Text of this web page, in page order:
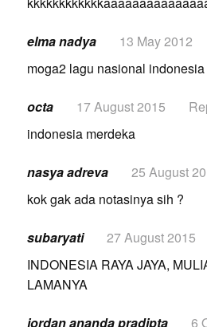
elma nadya 13 May 2012
moga2 lagu nasional
octa 17 August 2015
indonesia merdeka
nasya adreva 25 August
kok gak ada notasinya sih ?
subaryati 27 August 2015
INDONESIA RAYA JAYA,
LAMANYA
jordan ananda pradipta
6